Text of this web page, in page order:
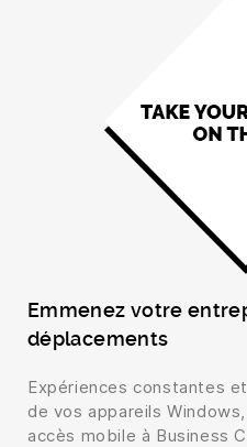
Emmenez votre
déplacements
Expériences constantes
de vos appareils
accès mobile à Business